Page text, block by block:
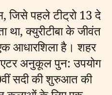
जिसे पहले टीट्रो 13 दे
था, क्युरीटीबा के जीवंत
आधारशिला है। शहर
अनुकूल पुन: उपयोग
सदी की शुरुआत की